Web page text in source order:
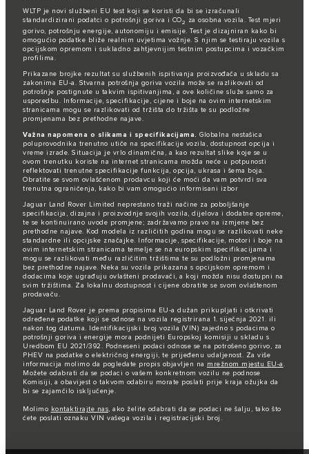
WLTP je novi službeni EU test koji se koristi da bi se izračunali
standardizirani podatci o potrošnji goriva i CO2
za osobna vozila. Test mjeri
gorivo, potrošnju energije, autonomiju i emisije. Test je dizajniran kako bi
omogućio podatke bliže realnim uvjetima vožnje. S njim se testiraju vozila s
opcijskom opremom i sukladno zahtjevnijim testnim postupcima i vozačkim
profilima.
Prikazane brojke rezultat su službenih ispitivanja proizvođača u skladu sa
zakonima EU-a. Stvarna potrošnja goriva vozila može se razlikovati od
potrošnje postignute u takvim ispitivanjima, a ove količine služe samo za
usporedbu. Informacije, specifikacije, cijene i boje na ovim internetskim
stranicama mogu se razlikovati od tržišta do tržišta te su podložne
promjenama bez prethodne najave.
Važna napomena o slikama i specifikacijama. Globalna nestašica
poluprovodnika trenutno utiče na specifikacije vozila, dostupnost opcija i
vreme izrade. Situacija je vrlo dinamična, a kao rezultat slike koje se u
ovom trenutku koriste na internet stranicama možda neće u potpunosti
reflektovati trenutne specifikacije funkcija, opcija, ukrasa i šema boja.
Obratite se svom ovlašćenom prodavcu koji će moći da vam potvrdi sva
trenutna ograničenja, kako bi vam omogućio informisani izbor
Jaguar Land Rover Limited neprestano traži načine za poboljšanje
specifikacija, dizajna i proizvodnje svojih vozila, dijelova i dodatne opreme,
te se kontinuirano uvode promjene; zadržavamo pravo na izmjene bez
prethodne najave. Kod modela iz različitih godina mogu se razlikovati neke
standardne ili opcijske značajke. Informacije, specifikacije, motori i boje na
ovim internetskim stranicama temelje se na europskim specifikacijama i
mogu se razlikovati među različitim tržištima te su podložni promjenama
bez prethodne najave. Neka su vozila prikazana s opcijskom opremom i
dodacima koje ugrađuju ovlašteni prodavači, a koji možda nisu dostupni na
svim tržištima. Za lokalnu dostupnost i cijene obratite se svom ovlaštenom
prodavaču.
Jaguar Land Rover je prema propisima EU-a dužan prikupljati i otkrivati
određene podatke koji se odnose na vozila registrirana 1. siječnja 2021. ili
nakon tog datuma. Identifikacijski broj vozila (VIN) zajedno s podacima o
potrošnji goriva i energije mora podnijeti Europskoj komisiji u skladu s
Uredbom EU 2021/392. Podneseni podaci odnose se na potrošeno gorivo, za
PHEV na podatke o električnoj energiji, te prijeđenu udaljenost. Za više
informacija molimo da pogledate propis objavljen na mrežnom mjestu EU-a.
Možete odabrati da se podaci o vašem konkretnom vozilu ne podnose
Komisiji, a obavijest o takvom odabiru morate poslati prije kraja ožujka da
bi se zajamčilo isključenje.
Molimo kontaktirajte nas, ako želite odabrati da se podaci ne šalju, tako što
ćete poslati oznaku VIN vašega vozila i registracijski broj.